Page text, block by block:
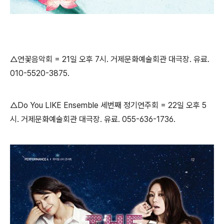
△연꽃음악회 = 21일 오후 7시. 거제문화예술회관 대극장. 유료.
010-5520-3875.
△Do You LIKE Ensemble 세번째 정기연주회 = 22일 오후 5
시. 거제문화예술회관 대극장. 유료. 055-636-1736.